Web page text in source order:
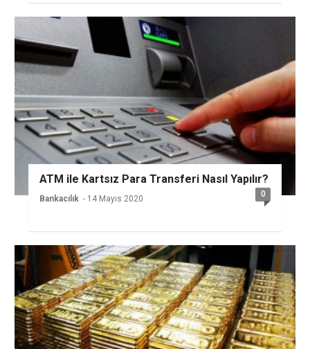
ATM ile Kartsız Para Transferi Nasıl Yapılır?
Bankacılık - 14 Mayıs 2020 0